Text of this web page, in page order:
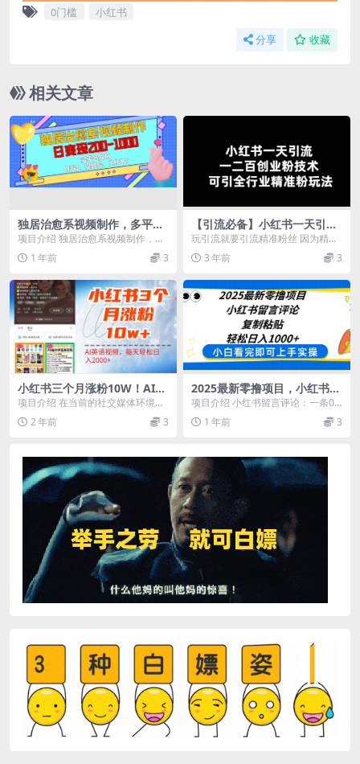
0门槛 小红书
分享 收藏
相关文章
独居治愈系视频制作，多平台
发布（抖音、视频号、小红
书），日变现200-1000
项目介绍 独居治愈系视频制作，日
变现200-1000，多平台发布（抖
音、视频号、...
1 年前 3
【引流必备】小红书一天引流
一二百创业粉技术，可引全行
业精准粉玩法
玩引流就要引流精准粉丝 因为精准
粉价格高比如一个鞋子潮牌/护肤/祛
痘/粉普遍一个...
3 年前 3
小红书三个月涨粉10W！AI英
语视频零成本制作，每天轻松
日入2000+
项目介绍 在当前的社交媒体环境
中，快速增长的粉丝群体和稳定的
收益是每个内容创作者...
2 年前 3
2025最新零撸项目，小红书留
言评论，复制粘贴即可赚钱，
轻松日入1000+
项目介绍 小红书留言评论：一条0.5
元，每天复制粘贴，新手小白也能
日入1000+...
1 年前 3